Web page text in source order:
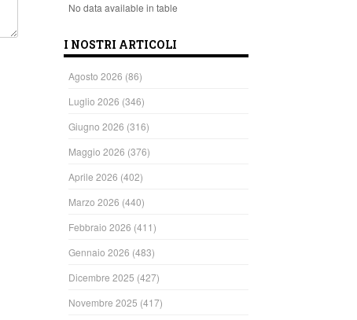
No data available in table
I NOSTRI ARTICOLI
Agosto 2026 (86)
Luglio 2026 (346)
Giugno 2026 (316)
Maggio 2026 (376)
Aprile 2026 (402)
Marzo 2026 (440)
Febbraio 2026 (411)
Gennaio 2026 (483)
Dicembre 2025 (427)
Novembre 2025 (417)